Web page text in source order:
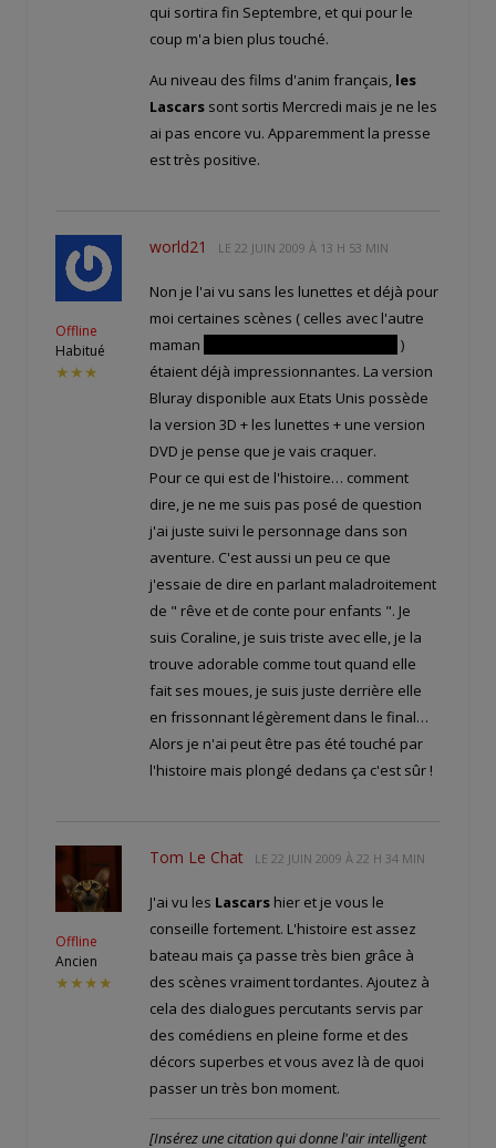
qui sortira fin Septembre, et qui pour le
coup m'a bien plus touché.
Au niveau des films d'anim français, les
Lascars sont sortis Mercredi mais je ne les
ai pas encore vu. Apparemment la presse
est très positive.
Offline
Habitué
★★★
world21 LE 22 JUIN 2009 À 13 H 53 MIN
Non je l'ai vu sans les lunettes et déjà pour
moi certaines scènes ( celles avec l'autre
maman
)
étaient déjà impressionnantes. La version
Bluray disponible aux Etats Unis possède
la version 3D + les lunettes + une version
DVD je pense que je vais craquer.
Pour ce qui est de l'histoire… comment
dire, je ne me suis pas posé de question
j'ai juste suivi le personnage dans son
aventure. C'est aussi un peu ce que
j'essaie de dire en parlant maladroitement
de " rêve et de conte pour enfants ". Je
suis Coraline, je suis triste avec elle, je la
trouve adorable comme tout quand elle
fait ses moues, je suis juste derrière elle
en frissonnant légèrement dans le final…
Alors je n'ai peut être pas été touché par
l'histoire mais plongé dedans ça c'est sûr !
Offline
Ancien
★★★★
Tom Le Chat LE 22 JUIN 2009 À 22 H 34 MIN
J'ai vu les Lascars hier et je vous le
conseille fortement. L'histoire est assez
bateau mais ça passe très bien grâce à
des scènes vraiment tordantes. Ajoutez à
cela des dialogues percutants servis par
des comédiens en pleine forme et des
décors superbes et vous avez là de quoi
passer un très bon moment.
[Insérez une citation qui donne l'air intelligent